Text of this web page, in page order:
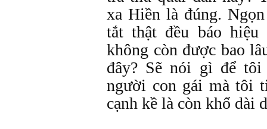
xa Hiền là đúng.
tắt thật đều báo
không còn được bao
đây? Sẽ nói gì để tôi
người con gái mà tôi
cạnh kề là còn khổ dài